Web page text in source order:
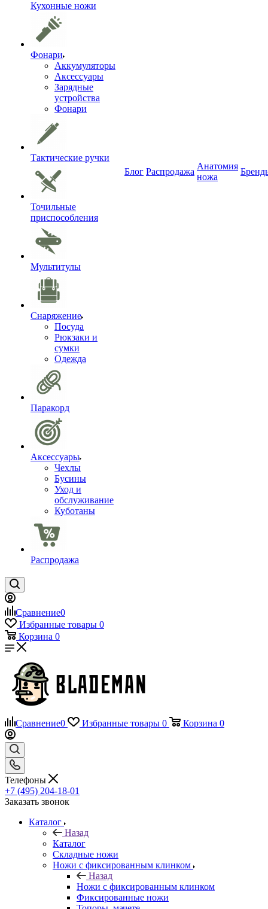
Кухонные ножи
Фонари
Аккумуляторы
Аксессуары
Зарядные
устройства
Фонари
Тактические ручки
Точильные
приспособления
Мультитулы
Снаряжение
Посуда
Рюкзаки и
сумки
Одежда
Паракорд
Аксессуары
Чехлы
Бусины
Уход и
обслуживание
Куботаны
Распродажа
Блог Распродажа
Анатомия
ножа
Сравнение0
Избранные товары 0
Корзина 0
Сравнение0 Избранные товары 0 Корзина 0
Телефоны
+7 (495) 204-18-01
Заказать звонок
Каталог
Назад
Каталог
Складные ножи
Ножи с фиксированным клинком
Назад
Ножи с фиксированным клинком
Фиксированные ножи